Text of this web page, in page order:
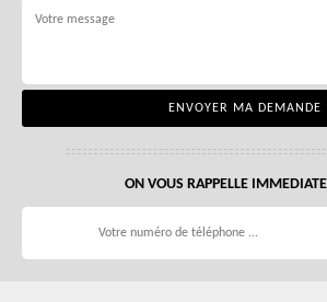
ON VOUS RAPPELLE